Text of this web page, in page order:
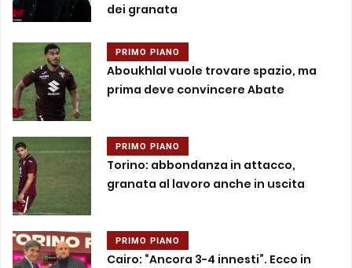
dei granata
PRIMO PIANO
Aboukhlal vuole trovare spazio, ma
prima deve convincere Abate
PRIMO PIANO
Torino: abbondanza in attacco,
granata al lavoro anche in uscita
PRIMO PIANO
Cairo: “Ancora 3-4 innesti”. Ecco in